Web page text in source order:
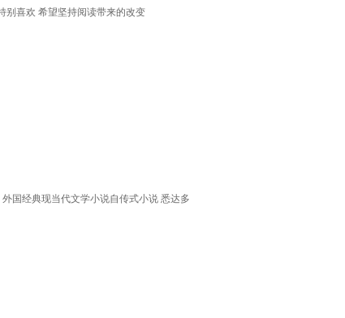
别喜欢 希望坚持阅读带来的改变
国经典现当代文学小说自传式小说 悉达多